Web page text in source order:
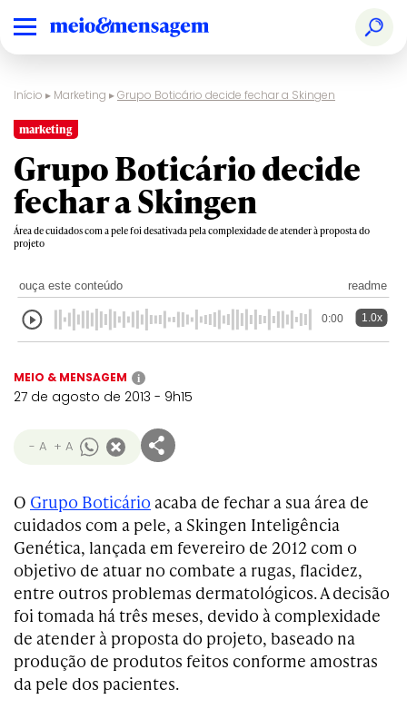
Início ▸ Marketing ▸Grupo Boticário decide fechar a Skingen
marketing
Grupo Boticário decide
fechar a Skingen
Área de cuidados com a pele foi desativada pela complexidade de atender à proposta do
projeto
ouça este conteúdo readme
0:00 1.0x
MEIO & MENSAGEM i
27 de agosto de 2013 - 9h15
- A + A
O Grupo Boticário acaba de fechar a sua área de
cuidados com a pele, a Skingen Inteligência
Genética, lançada em fevereiro de 2012 com o
objetivo de atuar no combate a rugas, flacidez,
entre outros problemas dermatológicos. A decisão
foi tomada há três meses, devido à complexidade
de atender à proposta do projeto, baseado na
produção de produtos feitos conforme amostras
da pele dos pacientes.